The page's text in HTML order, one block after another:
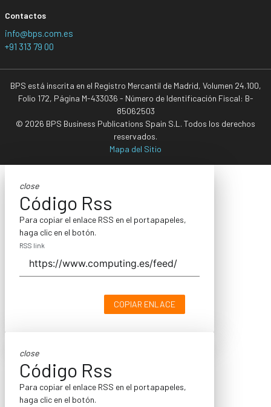
Contactos
info@bps.com.es
+91 313 79 00
BPS está inscrita en el Registro Mercantil de Madrid, Volumen 24.100,
Folio 172, Página M-433036 - Número de Identificación Fiscal: B-
85062503
© 2026 BPS Business Publications Spain S.L. Todos los derechos
reservados.
Mapa del Sitio
close
Código Rss
Para copiar el enlace RSS en el portapapeles,
haga clic en el botón.
RSS link
COPIAR ENLACE
close
Código Rss
Para copiar el enlace RSS en el portapapeles,
haga clic en el botón.